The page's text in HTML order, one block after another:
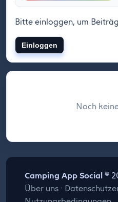
Bitte einloggen, um
Einloggen
Noch
Camping App Social ©
Über uns·